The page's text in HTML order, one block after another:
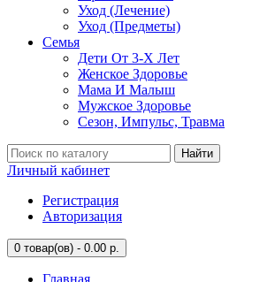
Уход (Лечение)
Уход (Предметы)
Семья
Дети От 3-Х Лет
Женское Здоровье
Мама И Малыш
Мужское Здоровье
Сезон, Импульс, Травма
Найти
Личный кабинет
Регистрация
Авторизация
0 товар(ов) - 0.00 р.
Главная